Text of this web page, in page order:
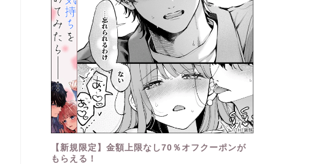
【新規限定】金額上限なし70％オフクーポンが
もらえる！